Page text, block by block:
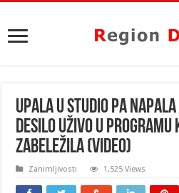
UPALA U STUDIO PA
desilo UŽIVO u programu
ZABELEŽILA (VIDEO)
Zanimljivosti 1,525 Views